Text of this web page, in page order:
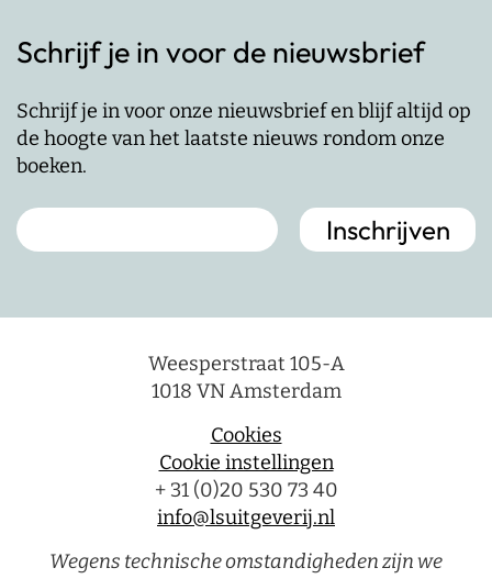
Schrijf je in voor de nieuwsbrief
Schrijf je in voor onze nieuwsbrief en blijf altijd op
de hoogte van het laatste nieuws rondom onze
boeken.
Weesperstraat 105-A
1018 VN Amsterdam
Cookies
Cookie instellingen
+ 31 (0)20 530 73 40
info@lsuitgeverij.nl
Wegens technische omstandigheden zijn we